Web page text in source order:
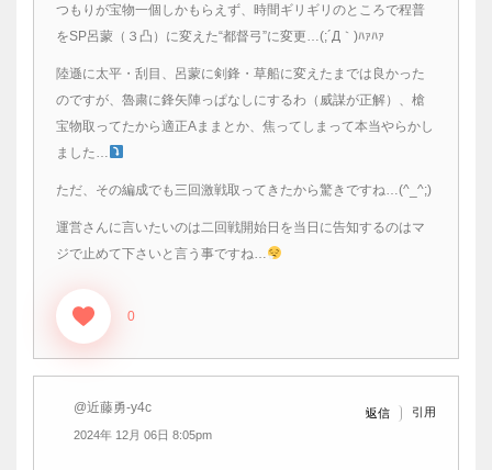
つもりが宝物一個しかもらえず、時間ギリギリのところで程普
をSP呂蒙（３凸）に変えた“都督弓”に変更…(;´Д｀)ﾊｧﾊｧ
陸遜に太平・刮目、呂蒙に剣鋒・草船に変えたまでは良かった
のですが、魯粛に鋒矢陣っぱなしにするわ（威謀が正解）、槍
宝物取ってたから適正Aままとか、焦ってしまって本当やらかし
ました…
ただ、その編成でも三回激戦取ってきたから驚きですね…(^_^;)
運営さんに言いたいのは二回戦開始日を当日に告知するのはマ
ジで止めて下さいと言う事ですね…
0
@近藤勇-y4c
2024年 12月 06日 8:05pm
返信 引用